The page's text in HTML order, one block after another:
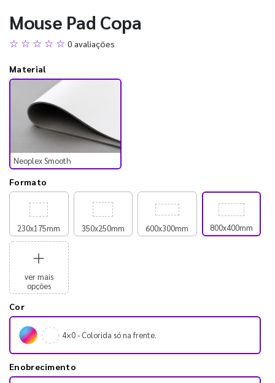
Mouse Pad Copa
☆ ☆ ☆ ☆ ☆ 0 avaliações
Material
Neoplex Smooth
Formato
230x175mm 350x250mm 600x300mm 800x400mm
ver mais
opções
Cor
4×0 - Colorida só na frente.
Enobrecimento